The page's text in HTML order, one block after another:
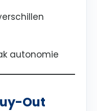
autonomie
Out